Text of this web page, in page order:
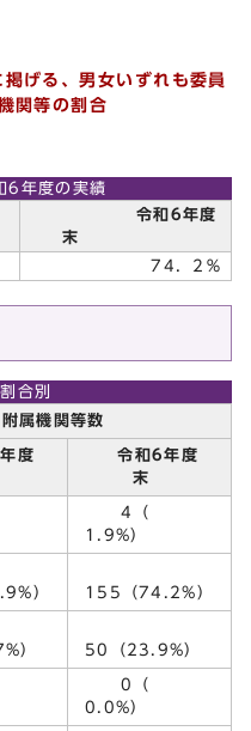
げる、男女いずれも委員
関等の割合
6年度の実績
令和6年度
末
74．2％
合別
関等数
度
令和6年度
末
4（
1.9%）
） 155（74.2%）
） 50（23.9%）
0（
0.0%）